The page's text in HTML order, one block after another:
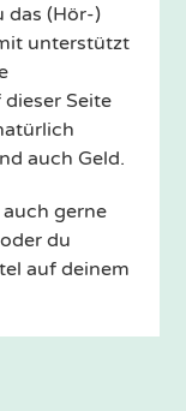
das (Hör-)
unterstützt
Seite
auch Geld.
gerne
du
auf deinem